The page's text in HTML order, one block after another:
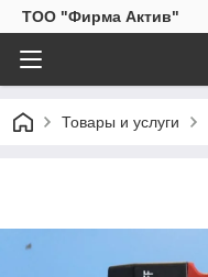
ТОО "Фирма Актив"
Товары и услуги